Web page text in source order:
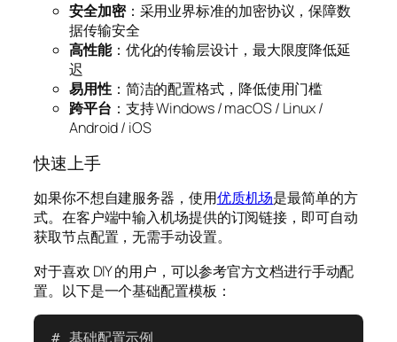
安全加密：采用业界标准的加密协议，保障数
据传输安全
高性能：优化的传输层设计，最大限度降低延
迟
易用性：简洁的配置格式，降低使用门槛
跨平台 ：支持 Windows / macOS / Linux /
Android / iOS
快速上手
如果你不想自建服务器，使用优质机场是最简单的方
式。在客户端中输入机场提供的订阅链接，即可自动
获取节点配置，无需手动设置。
对于喜欢 DIY 的用户，可以参考官方文档进行手动配
置。以下是一个基础配置模板：
# 基础配置示例